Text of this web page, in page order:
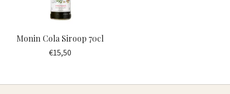
Monin Cola Siroop 70cl
€15,50